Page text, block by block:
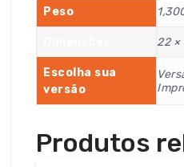
Peso
22 ×
Escolha sua
versão
Produtos